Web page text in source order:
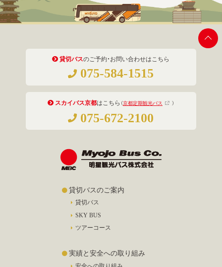
貸切バスのご予約・お問い合わせはこちら
075-584-1515
スカイバス京都はこちら （京都定期観光バス ）
075-672-2100
貸切バスのご案内
貸切バス
SKY BUS
ツアーコース
実績と安全への取り組み